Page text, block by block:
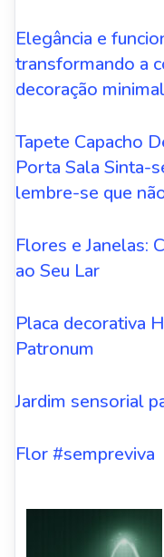
Elegância e
transformando a
decoração
Tapete Capacho
Porta Sala Sinta-
lembre-se que
Flores e Janelas:
ao Seu Lar
Placa decorativa
Patronum
Jardim sensorial
Flor #sempreviva